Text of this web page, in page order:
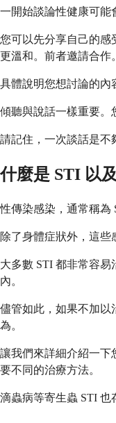
一開始談論性健康可能
您可以先分享自己的感
更溫和。前者邀請合作。
具體說明您想討論的內
傾聽與說話一樣重要。
請記住，一次談話是不
什麼是 STI 以
性傳染感染，通常稱為
除了身體症狀外，這些
大多數 STI 都非常容
內。
儘管如此，如果不加以
為。
讓我們來詳細介紹一下
要不同的治療方法。
滴蟲病等寄生蟲 STI 也